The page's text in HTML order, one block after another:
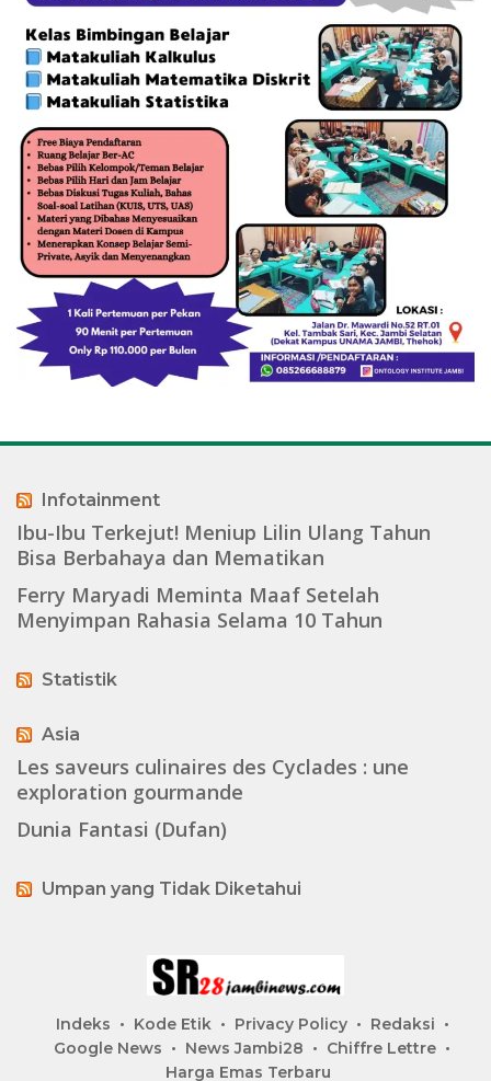
Infotainment
Ibu-Ibu Terkejut! Meniup Lilin Ulang Tahun
Bisa Berbahaya dan Mematikan
Ferry Maryadi Meminta Maaf Setelah
Menyimpan Rahasia Selama 10 Tahun
Statistik
Asia
Les saveurs culinaires des Cyclades : une
exploration gourmande
Dunia Fantasi (Dufan)
Umpan yang Tidak Diketahui
Indeks Kode Etik Privacy Policy
Redaksi
Google News
News Jambi28
Chiffre Lettre
Harga Emas Terbaru